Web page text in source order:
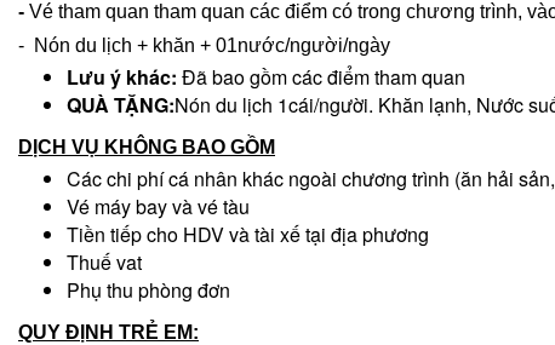
- Vé tham quan tham quan các điểm có trong chương trình,
- Nón du lịch + khăn + 01nước/người/ngày
Lưu ý khác: Đã bao gồm các điểm tham quan
QUÀ TẶNG:Nón du lịch 1cái/người. Khăn lạnh, Nước
DỊCH VỤ KHÔNG BAO GỒM
Các chi phí cá nhân khác ngoài chương trình (ăn hải
Vé máy bay và vé tàu
Tiền tiếp cho HDV và tài xế tại địa phương
Thuế vat
Phụ thu phòng đơn
QUY ĐỊNH TRẺ EM: